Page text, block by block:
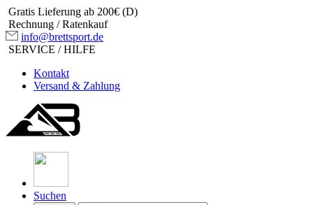
Gratis Lieferung ab 200€ (D)
Rechnung / Ratenkauf
info@brettsport.de
SERVICE / HILFE
Kontakt
Versand & Zahlung
Suchen